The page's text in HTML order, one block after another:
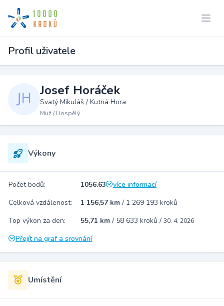
Profil uživatele
Josef Horáček
Svatý Mikuláš / Kutná Hora
Muž / Dospělý
Výkony
Počet bodů: 1056.63
více informací
Celková vzdálenost:
1 156,57 km / 1 269 193 kroků
Top výkon za den:
55,71 km / 58 633 kroků / 30. 4. 2026
Přejít na graf a srovnání
Umístění